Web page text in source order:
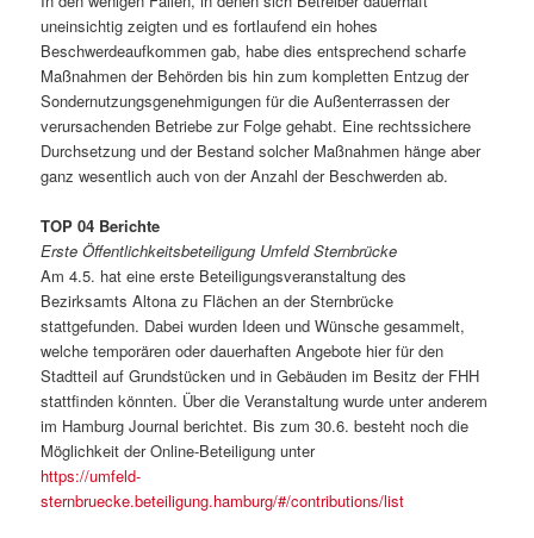
uneinsichtig zeigten und es fortlaufend ein hohes
Beschwerdeaufkommen gab, habe dies entsprechend scharfe
Maßnahmen der Behörden bis hin zum kompletten Entzug der
Sondernutzungsgenehmigungen für die Außenterrassen der
verursachenden Betriebe zur Folge gehabt. Eine rechtssichere
Durchsetzung und der Bestand solcher Maßnahmen hänge aber
ganz wesentlich auch von der Anzahl der Beschwerden ab.
TOP 04 Berichte
Erste Öffentlichkeitsbeteiligung Umfeld Sternbrücke
Am 4.5. hat eine erste Beteiligungsveranstaltung des
Bezirksamts Altona zu Flächen an der Sternbrücke
stattgefunden. Dabei wurden Ideen und Wünsche gesammelt,
welche temporären oder dauerhaften Angebote hier für den
Stadtteil auf Grundstücken und in Gebäuden im Besitz der FHH
stattfinden könnten. Über die Veranstaltung wurde unter anderem
im Hamburg Journal berichtet. Bis zum 30.6. besteht noch die
Möglichkeit der Online-Beteiligung unter
https://umfeld-
sternbruecke.beteiligung.hamburg/#/contributions/list